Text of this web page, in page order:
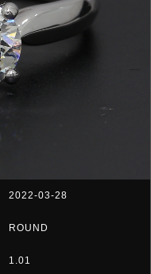
2022-03-28
ROUND
1.01